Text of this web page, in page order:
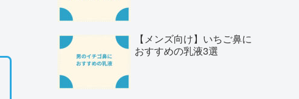
【メンズ向け】いちご鼻に
おすすめの乳液3選